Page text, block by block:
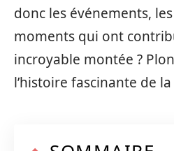
donc les événements,
moments qui ont
incroyable montée ?
l’histoire fascinante de